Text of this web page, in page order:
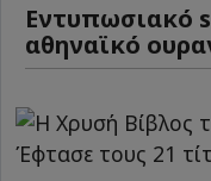
Εντυπωσιακό
αθηναϊκό